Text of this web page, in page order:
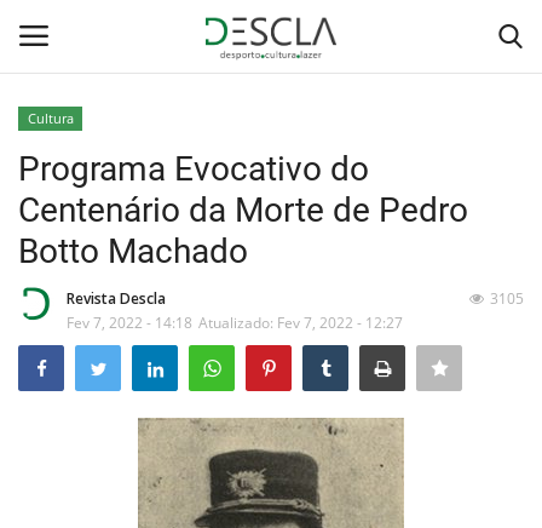
Home
Desporto
Cultura
Programa Evocativo do
Centenário da Morte de Pedro
Botto Machado
Revista Descla
Fev 7, 2022 - 14:18 Atualizado: Fev 7, 2022 - 12:27
3105